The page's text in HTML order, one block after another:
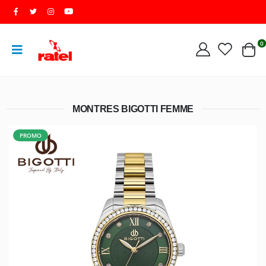
0
MONTRES BIGOTTI FEMME
PROMO